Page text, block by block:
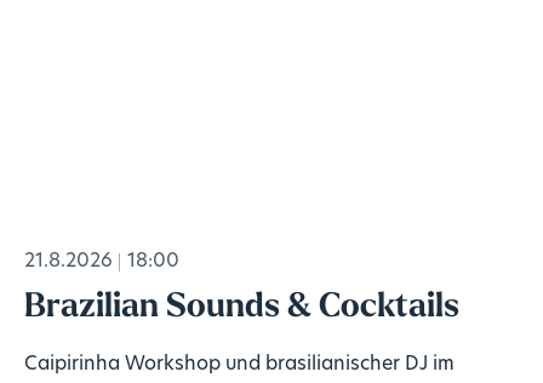
21.8.2026 18:00
Brazilian Sounds & Cocktails
Caipirinha Workshop und brasilianischer DJ im